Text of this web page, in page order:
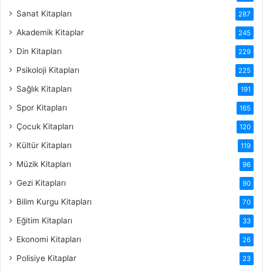
Sanat Kitapları 287
Akademik Kitaplar 245
Din Kitapları 229
Psikoloji Kitapları 225
Sağlık Kitapları 191
Spor Kitapları 165
Çocuk Kitapları 120
Kültür Kitapları 119
Müzik Kitapları 96
Gezi Kitapları 90
Bilim Kurgu Kitapları 70
Eğitim Kitapları 33
Ekonomi Kitapları 26
Polisiye Kitaplar 23